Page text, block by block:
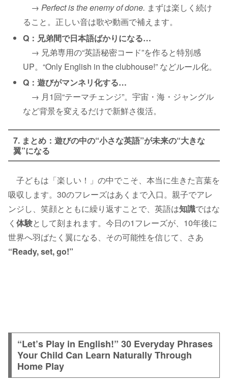
→Perfect is the enemy of done. まずは楽しく続け
ること。正しい音は歌や動画で補えます。
Q：兄弟間で日本語ばかりになる…
→ 兄弟専用の“英語秘密コード”を作ると特別感
UP。“Only English in the clubhouse!” などルール化。
Q：遊びがマンネリ化する…
→ 月1回“テーマチェンジ”。宇宙・海・ジャングル
など背景を変えるだけで新鮮さ復活。
7. まとめ：遊びの中の“小さな英語”が未来の“大きな
翼”になる
子どもは「楽しい！」の中でこそ、本当に生きた言葉を
吸収します。30のフレーズはあくまで入口。親子でアレ
ンジし、笑顔とともに繰り返すことで、英語は知識ではな
く 体験として刻まれます。今日の1フレーズが、10年後に
世界へ羽ばたく翼になる、その可能性を信じて、さあ
“Ready, set, go!”
“Let’s Play in English!” 30 Everyday Phrases
Your Child Can Learn Naturally Through
Home Play